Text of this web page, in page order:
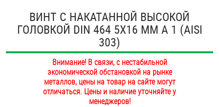
ОПТ
ПОКУПАТЕЛЯМ
ОПЛАТА И ДОСТАВКА
НАШИ МАГАЗИНЫ
Антивандальный крепёж, инструмент
ВИНТ С НАКАТАННОЙ ВЫСОКОЙ
ГОЛОВКОЙ DIN 464 5Х16 ММ А 1 (AISI
303)
Внимание! В связи, с нестабильной
экономической обстановкой на рынке
металлов, цены на товар на сайте могут
отличаться. Цены и наличие уточняйте у
менеджеров!